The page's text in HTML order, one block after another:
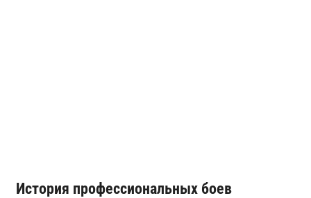
История профессиональных боев